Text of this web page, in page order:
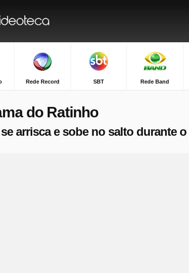
Rede Record SBT Rede Band
do Ratinho
arrisca e sobe no salto durante